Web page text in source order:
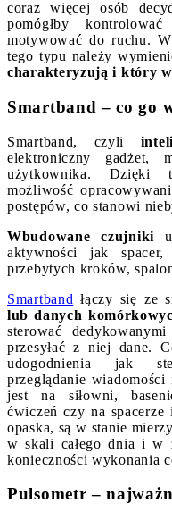
coraz więcej osób
pomógłby
motywować do ruchu.
tego typu należy
charakteryzują i który
Smartband – co go
Smartband, czyli
elektroniczny gadżet,
użytkownika. Dzięki
możliwość
postępów, co stanowi
Wbudowane czujniki
aktywności jak
przebytych kroków,
Smartband łączy się ze
lub danych
sterować
przesyłać z niej dane.
udogodnienia jak
przeglądanie
jest na siłowni,
ćwiczeń czy na
opaska, są w stanie
w skali całego dnia i w
konieczności wykonania
Pulsometr –